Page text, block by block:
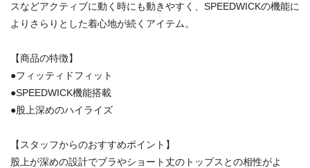
スなどアクティブに動く時にも動きやすく、SPEEDWICKの機能に
よりさらりとした着心地が続くアイテム。
【商品の特徴】
●フィッティドフィット
●SPEEDWICK機能搭載
●股上深めのハイライズ
【スタッフからのおすすめポイント】
股上が深めの設計でブラやショート丈のトップスとの相性がよ